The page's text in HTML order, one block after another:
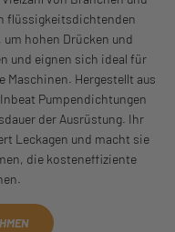
flüssigkeitsdichtenden
hohen Drücken und
und eignen sich ideal für
Maschinen. Hergestellt aus
Pumpendichtungen
der Ausrüstung. Ihr
Leckagen und macht sie
die kosteneffiziente